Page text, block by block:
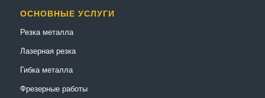
ОСНОВНЫЕ УСЛУГИ
Резка металла
Лазерная резка
Гибка металла
Фрезерные работы